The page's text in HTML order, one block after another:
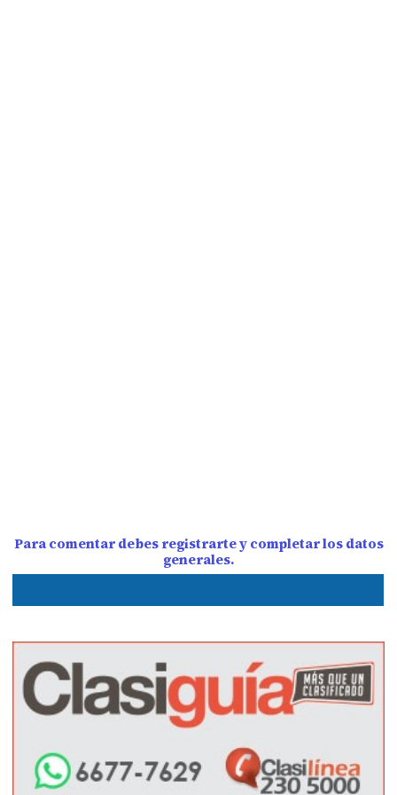
Para comentar debes registrarte y completar los datos
generales.